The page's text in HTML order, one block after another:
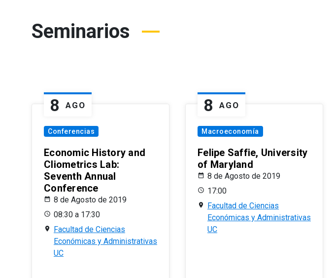
Seminarios
8 AGO
Conferencias
Economic History and
Cliometrics Lab:
Seventh Annual
Conference
8 de Agosto de 2019
08:30 a 17:30
Facultad de Ciencias
Económicas y Administrativas
UC
8 AGO
Macroeconomía
Felipe Saffie, University
of Maryland
8 de Agosto de 2019
17:00
Facultad de Ciencias
Económicas y Administrativas
UC